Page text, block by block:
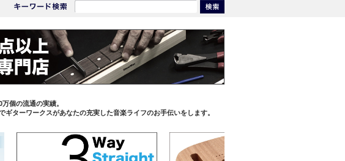
個の流通の実績。
ターワークスがあなたの充実した音楽ライフのお手伝いをします。